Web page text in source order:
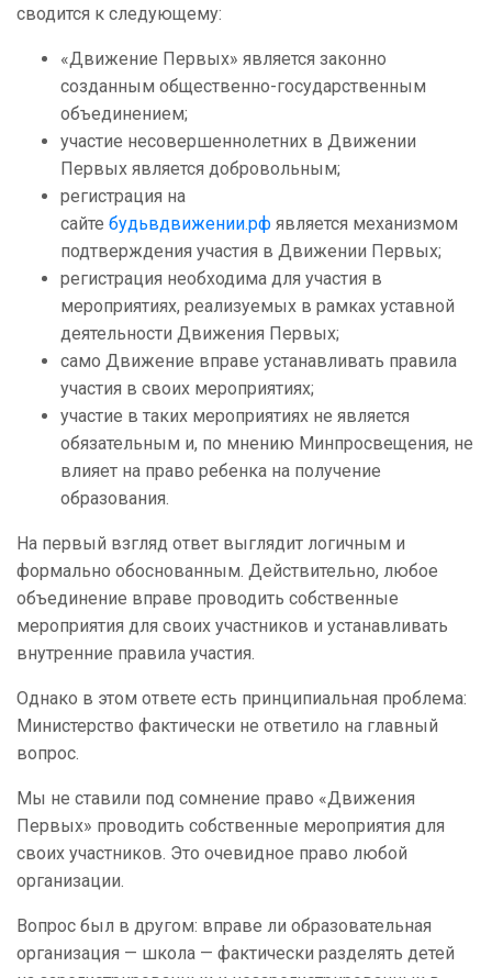
сводится к следующему:
«Движение Первых» является законно
созданным общественно-государственным
объединением;
участие несовершеннолетних в Движении
Первых является добровольным;
регистрация на
сайте будьвдвижении.рф является механизмом
подтверждения участия в Движении Первых;
регистрация необходима для участия в
мероприятиях, реализуемых в рамках уставной
деятельности Движения Первых;
само Движение вправе устанавливать правила
участия в своих мероприятиях;
участие в таких мероприятиях не является
обязательным и, по мнению Минпросвещения, не
влияет на право ребенка на получение
образования.
На первый взгляд ответ выглядит логичным и
формально обоснованным. Действительно, любое
объединение вправе проводить собственные
мероприятия для своих участников и устанавливать
внутренние правила участия.
Однако в этом ответе есть принципиальная проблема:
Министерство фактически не ответило на главный
вопрос.
Мы не ставили под сомнение право «Движения
Первых» проводить собственные мероприятия для
своих участников. Это очевидное право любой
организации.
Вопрос был в другом: вправе ли образовательная
организация — школа — фактически разделять детей